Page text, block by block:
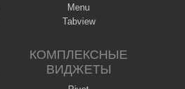
Menu
Tabview
КОМПЛЕКСНЫЕ
ВИДЖЕТЫ